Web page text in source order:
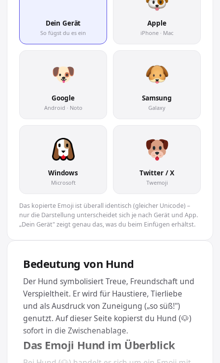
Dein Gerät
So fügst du es ein
Apple
iPhone · Mac
Google
Android · Noto
Samsung
Galaxy
Windows
Microsoft
Twitter / X
Twemoji
Das kopierte Emoji ist überall identisch (gleicher Unicode) –
nur die Darstellung unterscheidet sich je nach Gerät und App.
„Dein Gerät" zeigt genau das, was du beim Einfügen erhältst.
Bedeutung von Hund
Der Hund symbolisiert Treue, Freundschaft und
Verspieltheit. Er wird für Haustiere, Tierliebe
und als Ausdruck von Zuneigung („so süß!")
genutzt. Auf dieser Seite kopierst du Hund (🐶)
sofort in die Zwischenablage.
Das Emoji Hund im Überblick